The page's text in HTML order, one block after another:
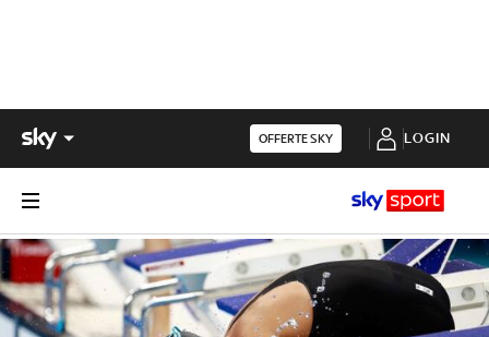
OFFERTE SKY LOGIN